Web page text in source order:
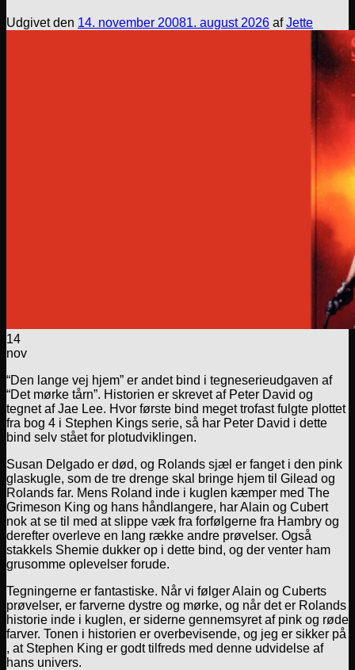
Udgivet den 14. november 20081. august 2026 afJette
14
nov
“Den lange vej hjem” er andet bind i tegneserieudgaven af
“Det mørke tårn”. Historien er skrevet af Peter David og
tegnet af Jae Lee. Hvor første bind meget trofast fulgte plottet
fra bog 4 i Stephen Kings serie, så har Peter David i dette
bind selv stået for plotudviklingen.
Susan Delgado er død, og Rolands sjæl er fanget i den pink
glaskugle, som de tre drenge skal bringe hjem til Gilead og
Rolands far. Mens Roland inde i kuglen kæmper med The
Grimeson King og hans håndlangere, har Alain og Cubert
nok at se til med at slippe væk fra forfølgerne fra Hambry og
derefter overleve en lang række andre prøvelser. Også
stakkels Shemie dukker op i dette bind, og der venter ham
grusomme oplevelser forude.
Tegningerne er fantastiske. Når vi følger Alain og Cuberts
prøvelser, er farverne dystre og mørke, og når det er Rolands
historie inde i kuglen, er siderne gennemsyret af pink og røde
farver. Tonen i historien er overbevisende, og jeg er sikker på
, at Stephen King er godt tilfreds med denne udvidelse af
hans univers.